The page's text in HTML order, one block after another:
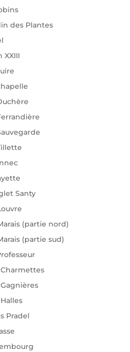
des Plantes
XXIII
Santy
(partie nord)
(partie sud)
Pradel